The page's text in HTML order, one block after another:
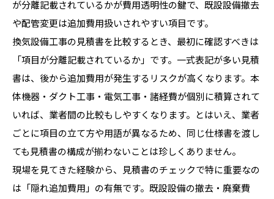
が分離記載されているかが費用透明性の鍵で、既設設備撤去
や配管変更は追加費用扱いされやすい項目です。
換気設備工事の見積書を比較するとき、最初に確認すべきは
「項目が分離記載されているか」です。一式表記が多い見積
書は、後から追加費用が発生するリスクが高くなります。本
体機器・ダクト工事・電気工事・諸経費が個別に積算されて
いれば、業者間の比較もしやすくなります。とはいえ、業者
ごとに項目の立て方や用語が異なるため、同じ仕様書を渡し
ても見積書の構成が揃わないことは珍しくありません。
現場を見てきた経験から、見積書のチェックで特に重要なの
は「隠れ追加費用」の有無です。既設設備の撤去・廃棄費